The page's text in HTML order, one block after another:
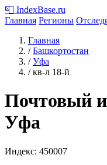
📮 IndexBase.ru
Главная Регионы
Главная
/ Башкортостан
/ Уфа
/ кв-л 18-й
Почтовый
Уфа
Индекс: 450007